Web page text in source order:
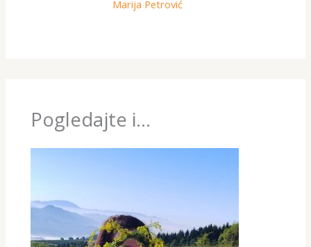
Marija Petrović
Pogledajte i...